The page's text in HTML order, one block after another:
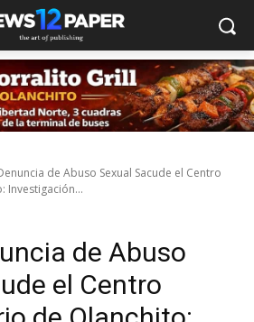
de Abuso Sexual Sacude el Centro
Investigación...
de Abuso
el Centro